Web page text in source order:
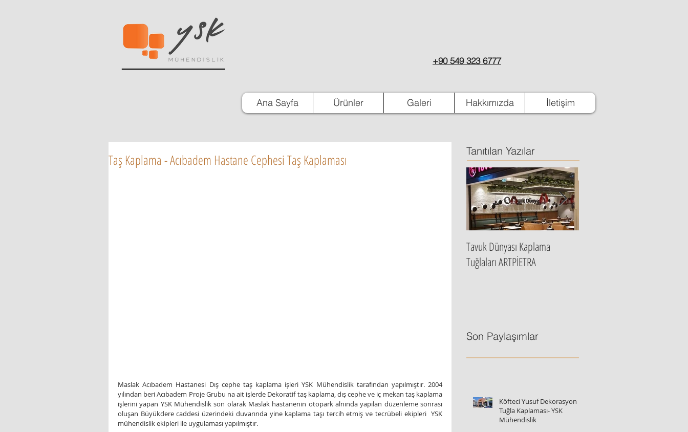
+90 549 323 6777
Ana Sayfa Ürünler Galeri Hakkımızda İletişim
Taş Kaplama - Acıbadem Hastane Cephesi Taş Kaplaması
Maslak Acıbadem Hastanesi Dış cephe taş kaplama işleri YSK Mühendislik tarafından yapılmıştır. 2004
yılından beri Acıbadem Proje Grubu na ait işlerde Dekoratif taş kaplama, dış cephe ve iç mekan taş kaplama
işlerini yapan YSK Mühendislik son olarak Maslak hastanenin otopark alnında yapılan düzenleme sonrası
oluşan Büyükdere caddesi üzerindeki duvarında yine kaplama taşı tercih etmiş ve tecrübeli ekipleri  YSK
mühendislik ekipleri ile uygulaması yapılmıştır.
Tanıtılan Yazılar
Tavuk Dünyası Kaplama
Tuğlaları ARTPİETRA
Son Paylaşımlar
Köfteci Yusuf Dekorasyon
Tuğla Kaplaması- YSK
Mühendislik